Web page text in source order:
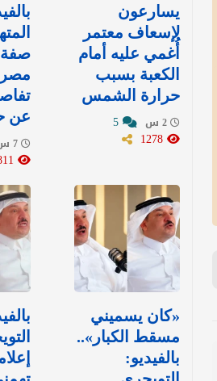
يسارعون
لإسعاف معتمر
أُغمي عليه أمام
الكعبة بسبب
حرارة الشمس
عن
«كان يسميني
مسقط الكبار»..
بالفيديو: